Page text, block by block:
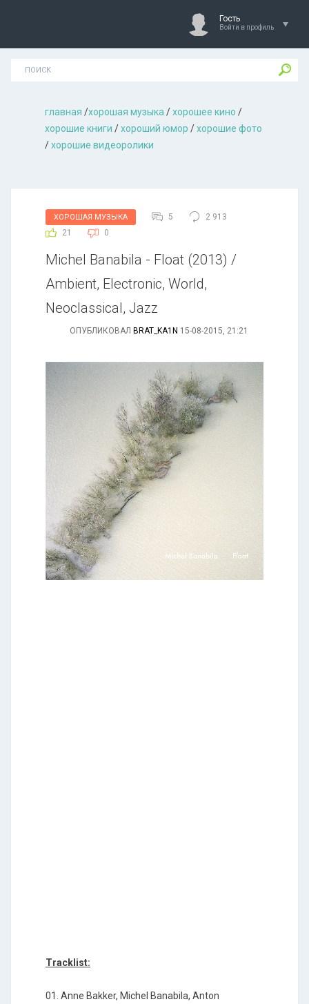
Гость
Войти в профиль
главная /хорошая музыкa /хорошее кино /
хорошие книги /хороший юмор /хорошие фото
/хорошие видеоролики
ХОРОШАЯ МУЗЫКА 5
2 913
21
0
Michel Banabila - Float (2013) /
Ambient, Electronic, World,
Neoclassical, Jazz
ОПУБЛИКОВАЛ BRAT_KA1N 15-08-2015, 21:21
Tracklist:
01. Anne Bakker, Michel Banabila, Anton